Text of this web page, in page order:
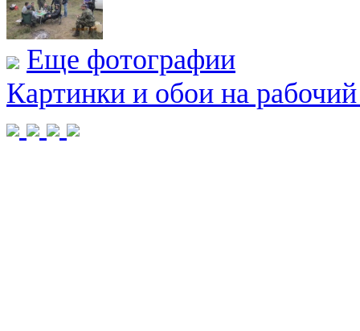
Еще фотографии
Картинки и обои на